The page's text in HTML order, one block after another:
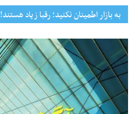
به بازار اطمینان نکنید؛ رقبا زیاد هستند!